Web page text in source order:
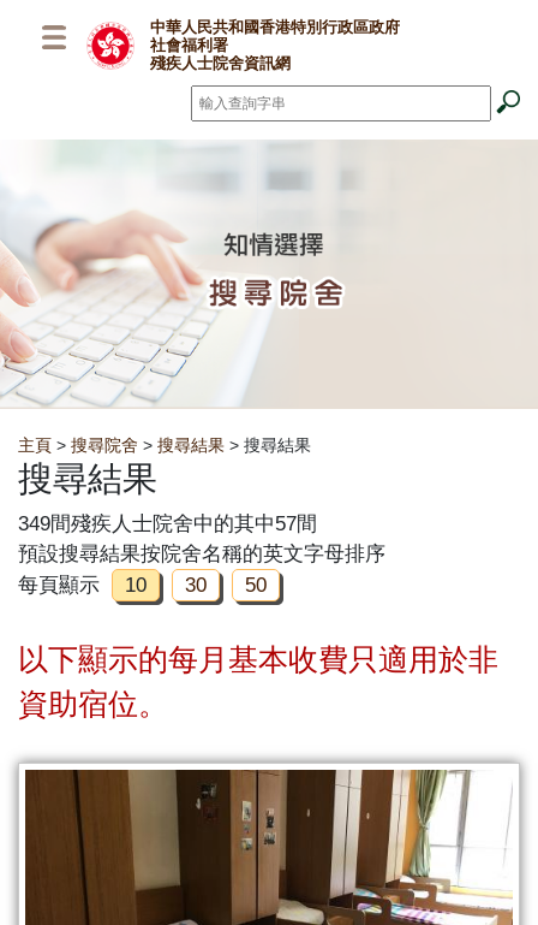
中華人民共和國香港特別行政區政府
社會福利署
殘疾人士院舍資訊網
搜尋*
Breadcrumb
主頁 > 搜尋院舍 > 搜尋結果 > 搜尋結果
搜尋結果
349間殘疾人士院舍中的其中57間
預設搜尋結果按院舍名稱的英文字母排序
每頁顯示
10 30 50
以下顯示的每月基本收費只適用於非
資助宿位。